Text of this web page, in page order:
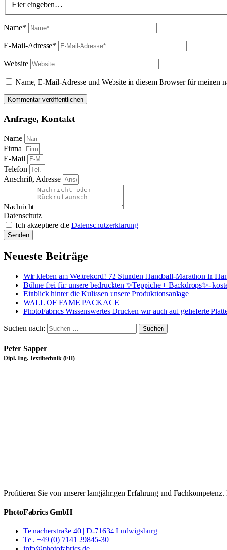
Hier eingeben…
Name*
E-Mail-Adresse*
Website
Name, E-Mail-Adresse und Website in diesem Browser für meinen
Anfrage, Kontakt
Name
Firma
E-Mail
Telefon
Anschrift, Adresse
Nachricht
Datenschutz
Ich akzeptiere die Datenschutzerklärung
Senden
Neueste Beiträge
Wir kleben am Weltrekord! 72 Stunden Handball-Marathon in
Bühne frei für unsere bedruckten ✨Teppiche + Backdrops✨-
Einblick hinter die Kulissen unsere Produktionsanlage
WALL OF FAME PACKAGE
PhotoFabrics Wissenswertes Drucken wir auch auf gelieferte
Suchen nach:
Peter Sapper
Dipl.-Ing. Textiltechnik (FH)
Profitieren Sie von unserer langjährigen Erfahrung und
PhotoFabrics GmbH
Teinacherstraße 40 | D-71634 Ludwigsburg
Tel. +49 (0) 7141 29845-30